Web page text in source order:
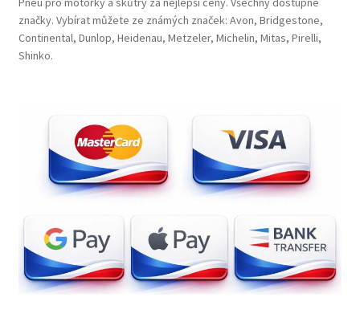
značky. Vybírat můžete ze známých značek: Avon, Bridgestone,
Continental, Dunlop, Heidenau, Metzeler, Michelin, Mitas, Pirelli,
Shinko.